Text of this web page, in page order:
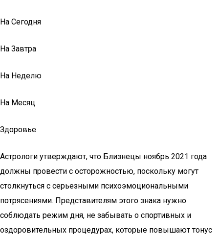
На Сегодня
На Завтра
На Неделю
На Месяц
Здоровье
Астрологи утверждают, что Близнецы ноябрь 2021 года
должны провести с осторожностью, поскольку могут
столкнуться с серьезными психоэмоциональными
потрясениями. Представителям этого знака нужно
соблюдать режим дня, не забывать о спортивных и
оздоровительных процедурах, которые повышают тонус